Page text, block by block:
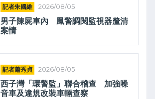
記者朱國維 2026/08/05
男子陳屍車內 鳳警調閱監視器釐清
案情
記者蕭秀貞 2026/08/05
西子灣「環警監」聯合稽查 加強噪
音車及違規改裝車輛查察